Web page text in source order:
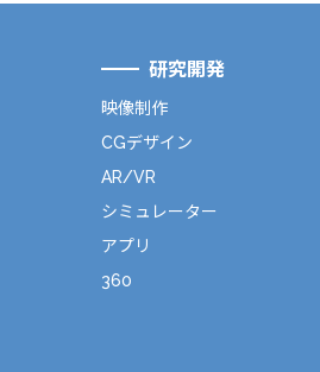
研究開発
映像制作
CGデザイン
AR/VR
シミュレーター
アプリ
360